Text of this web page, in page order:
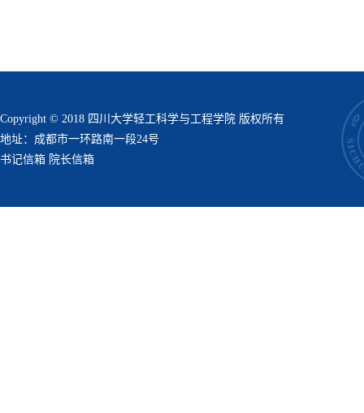
Copyright © 2018 四川大学轻工科学与工程学院 版权所有
地址：成都市一环路南一段24号
书记信箱 院长信箱